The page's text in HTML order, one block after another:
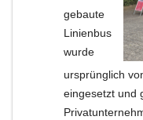
gebaute
Linienbus
wurde
ursprünglich
eingesetzt und